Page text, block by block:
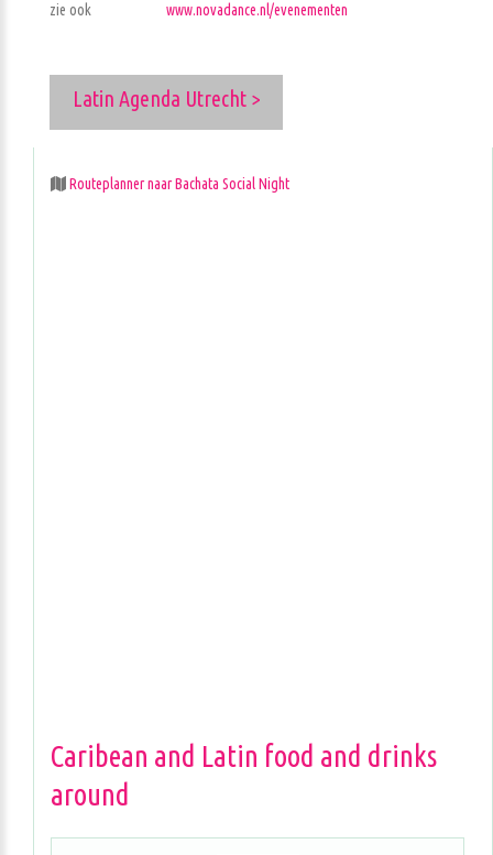
zie ook
www.novadance.nl/evenementen
Latin Agenda Utrecht >
Routeplanner naar Bachata Social Night
Caribean and Latin food and drinks
around